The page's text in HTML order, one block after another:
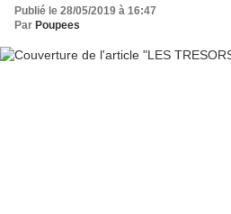
Publié le 28/05/2019 à 16:47
Par Poupees